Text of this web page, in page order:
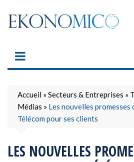
content
Accueil » Secteurs & Entreprises »
Médias » Les nouvelles promesses
Télécom pour ses clients
LES NOUVELLES